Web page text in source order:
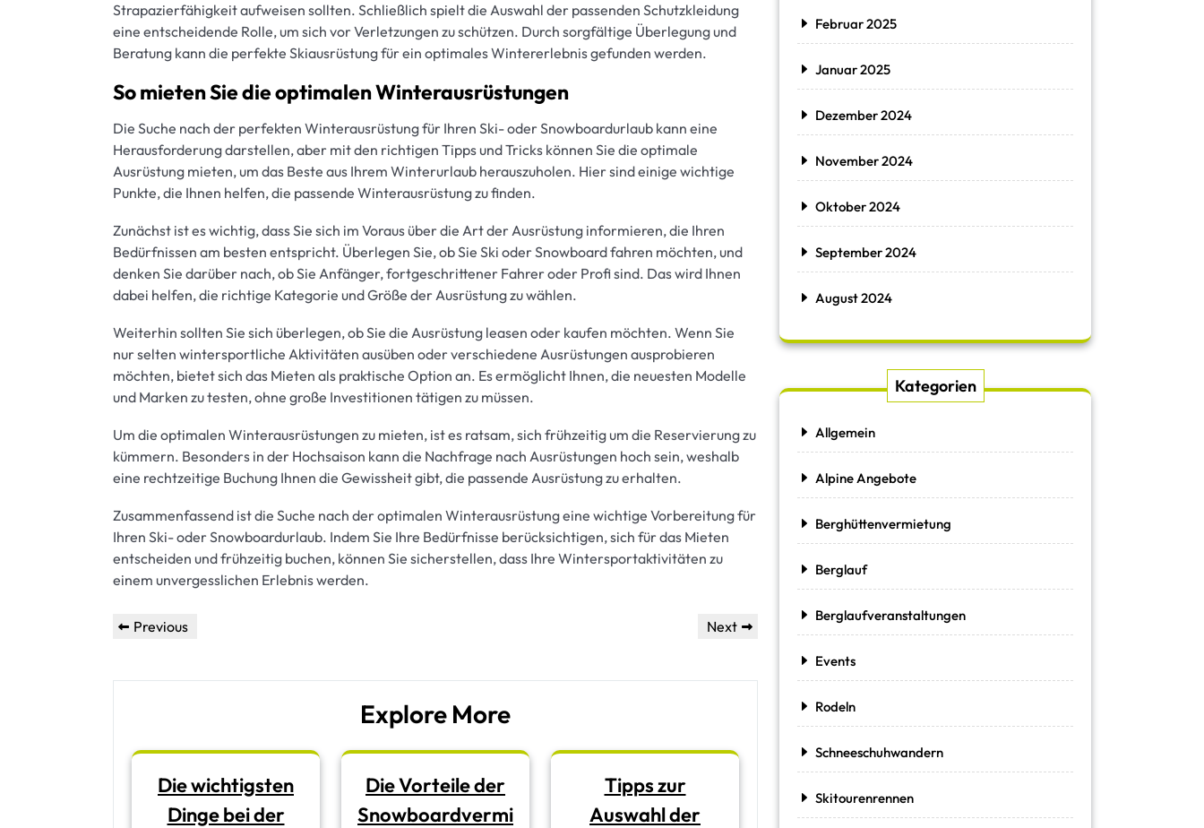
Strapazierfähigkeit aufweisen sollten. Schließlich spielt die Auswahl der passenden Schutzkleidung
eine entscheidende Rolle, um sich vor Verletzungen zu schützen. Durch sorgfältige Überlegung und
Beratung kann die perfekte Skiausrüstung für ein optimales Wintererlebnis gefunden werden.
So mieten Sie die optimalen Winterausrüstungen
Die Suche nach der perfekten Winterausrüstung für Ihren Ski- oder Snowboardurlaub kann eine
Herausforderung darstellen, aber mit den richtigen Tipps und Tricks können Sie die optimale
Ausrüstung mieten, um das Beste aus Ihrem Winterurlaub herauszuholen. Hier sind einige wichtige
Punkte, die Ihnen helfen, die passende Winterausrüstung zu finden.
Zunächst ist es wichtig, dass Sie sich im Voraus über die Art der Ausrüstung informieren, die Ihren
Bedürfnissen am besten entspricht. Überlegen Sie, ob Sie Ski oder Snowboard fahren möchten, und
denken Sie darüber nach, ob Sie Anfänger, fortgeschrittener Fahrer oder Profi sind. Das wird Ihnen
dabei helfen, die richtige Kategorie und Größe der Ausrüstung zu wählen.
Weiterhin sollten Sie sich überlegen, ob Sie die Ausrüstung leasen oder kaufen möchten. Wenn Sie
nur selten wintersportliche Aktivitäten ausüben oder verschiedene Ausrüstungen ausprobieren
möchten, bietet sich das Mieten als praktische Option an. Es ermöglicht Ihnen, die neuesten Modelle
und Marken zu testen, ohne große Investitionen tätigen zu müssen.
Um die optimalen Winterausrüstungen zu mieten, ist es ratsam, sich frühzeitig um die Reservierung zu
kümmern. Besonders in der Hochsaison kann die Nachfrage nach Ausrüstungen hoch sein, weshalb
eine rechtzeitige Buchung Ihnen die Gewissheit gibt, die passende Ausrüstung zu erhalten.
Zusammenfassend ist die Suche nach der optimalen Winterausrüstung eine wichtige Vorbereitung für
Ihren Ski- oder Snowboardurlaub. Indem Sie Ihre Bedürfnisse berücksichtigen, sich für das Mieten
entscheiden und frühzeitig buchen, können Sie sicherstellen, dass Ihre Wintersportaktivitäten zu
einem unvergesslichen Erlebnis werden.
Beitragsnavigation
Previous
Previous
Next
Next
Explore More
Die wichtigsten
Dinge bei der
Die Vorteile der
Snowboardvermi
Tipps zur
Auswahl der
Februar 2025
Januar 2025
Dezember 2024
November 2024
Oktober 2024
September 2024
August 2024
Kategorien
Allgemein
Alpine Angebote
Berghüttenvermietung
Berglauf
Berglaufveranstaltungen
Events
Rodeln
Schneeschuhwandern
Skitourenrennen